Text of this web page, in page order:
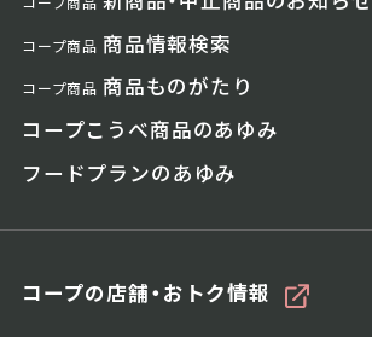
コープ商品 商品情報検索
コープ商品 商品ものがたり
コープこうべ商品のあゆみ
フードプランのあゆみ
コープの店舗・おトク情報